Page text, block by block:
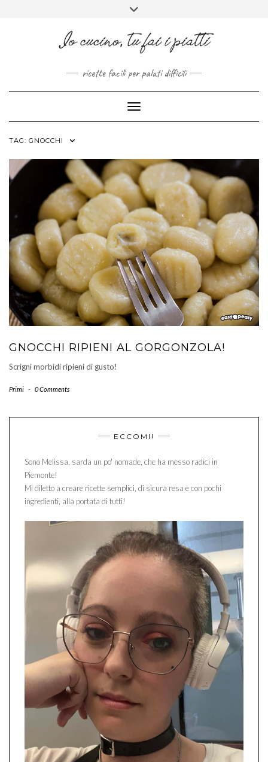
FACEBOOK
PINTEREST
INSTAGRAM
ricette facili per palati difficili
Toggle Navigation
TAG: GNOCCHI
GNOCCHI RIPIENI AL GORGONZOLA!
Scrigni morbidi ripieni di gusto!
Primi - 0 Comments
ECCOMI!
Sono Melissa, sarda un po' nomade, che ha messo radici in
Piemonte!
Mi diletto a creare ricette semplici, di sicura resa e con pochi
ingredienti, alla portata di tutti!